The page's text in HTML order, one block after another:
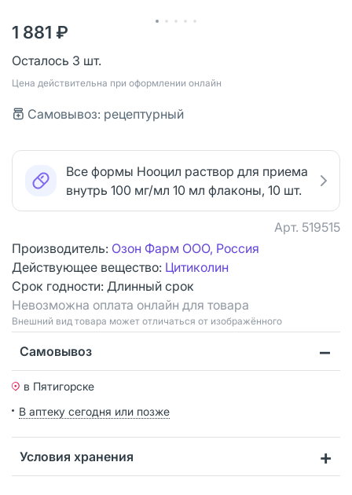
1 881 ₽
Осталось 3 шт.
Цена действительна при оформлении онлайн
Самовывоз: рецептурный
Все формы Нооцил раствор для приема
внутрь 100 мг/мл 10 мл флаконы, 10 шт.
Арт. 519515
Производитель: Озон Фарм ООО, Россия
Действующее вещество: Цитиколин
Срок годности: Длинный срок
Невозможна оплата онлайн для товара
Bнешний вид товара может отличаться от изображённого
Самовывоз
в Пятигорске
В аптеку сегодня или позже
Условия хранения